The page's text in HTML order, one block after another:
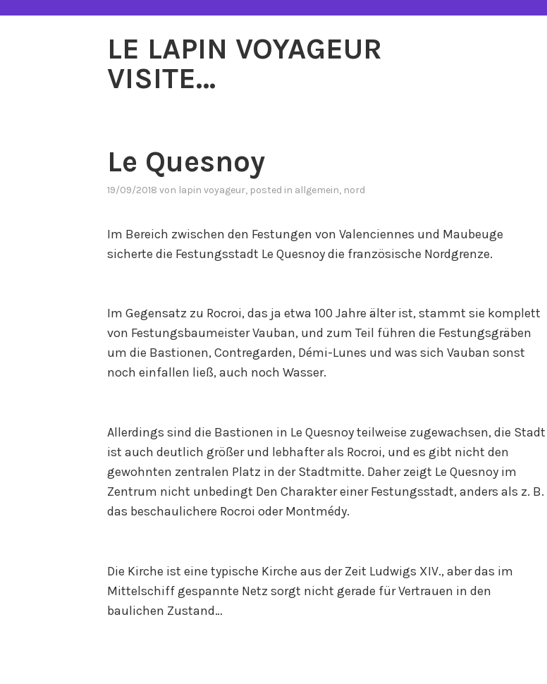
LE LAPIN VOYAGEUR
VISITE…
Le Quesnoy
19/09/2018 von lapin voyageur, posted in allgemein, nord
Im Bereich zwischen den Festungen von Valenciennes und Maubeuge
sicherte die Festungsstadt Le Quesnoy die französische Nordgrenze.
Im Gegensatz zu Rocroi, das ja etwa 100 Jahre älter ist, stammt sie komplett
von Festungsbaumeister Vauban, und zum Teil führen die Festungsgräben
um die Bastionen, Contregarden, Démi-Lunes und was sich Vauban sonst
noch einfallen ließ, auch noch Wasser.
Allerdings sind die Bastionen in Le Quesnoy teilweise zugewachsen, die Stadt
ist auch deutlich größer und lebhafter als Rocroi, und es gibt nicht den
gewohnten zentralen Platz in der Stadtmitte. Daher zeigt Le Quesnoy im
Zentrum nicht unbedingt Den Charakter einer Festungsstadt, anders als z. B.
das beschaulichere Rocroi oder Montmédy.
Die Kirche ist eine typische Kirche aus der Zeit Ludwigs XIV., aber das im
Mittelschiff gespannte Netz sorgt nicht gerade für Vertrauen in den
baulichen Zustand…